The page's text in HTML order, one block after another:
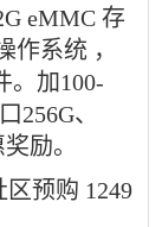
eMMC 存
作系统 ，
。加100-
256G、
励。
预购 1249